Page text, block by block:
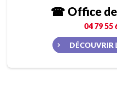
☎ Office
04 79 55
DÉCOUVRIR